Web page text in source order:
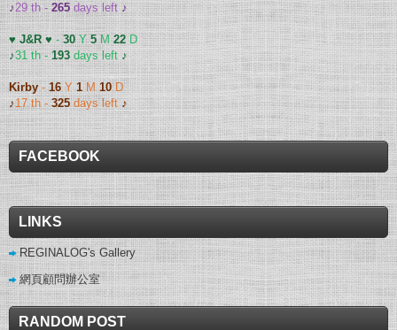
♪29 th -265days left♪
♥ J&R ♥-30Y5M22D
♪31 th -193days left♪
Kirby-16Y 1M10D
♪17 th -325days left♪
FACEBOOK
LINKS
REGINALOG's Gallery
網頁顧問辦公室
RANDOM POST